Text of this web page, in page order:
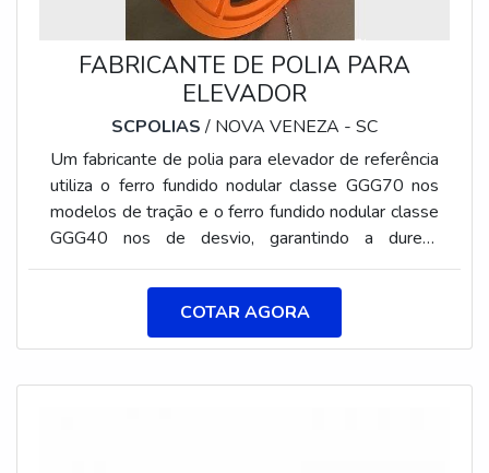
FABRICANTE DE POLIA PARA
ELEVADOR
SCPOLIAS/ NOVA VENEZA - SC
Um fabricante de polia para elevador de referência
utiliza o ferro fundido nodular classe GGG70 nos
modelos de tração e o ferro fundido nodular classe
GGG40 nos de desvio, garantindo a dureza
necessária para que a peça resista a longos anos
de trabalho sem apresentar desgaste e sem
prejudicar os cabos de aço.Referência no mercado,
a SCPolias utiliza a coloração laranja em todas as
COTAR AGORA